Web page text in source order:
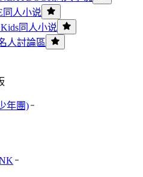
同人小说
Kids同人小说
人討論區
年團)